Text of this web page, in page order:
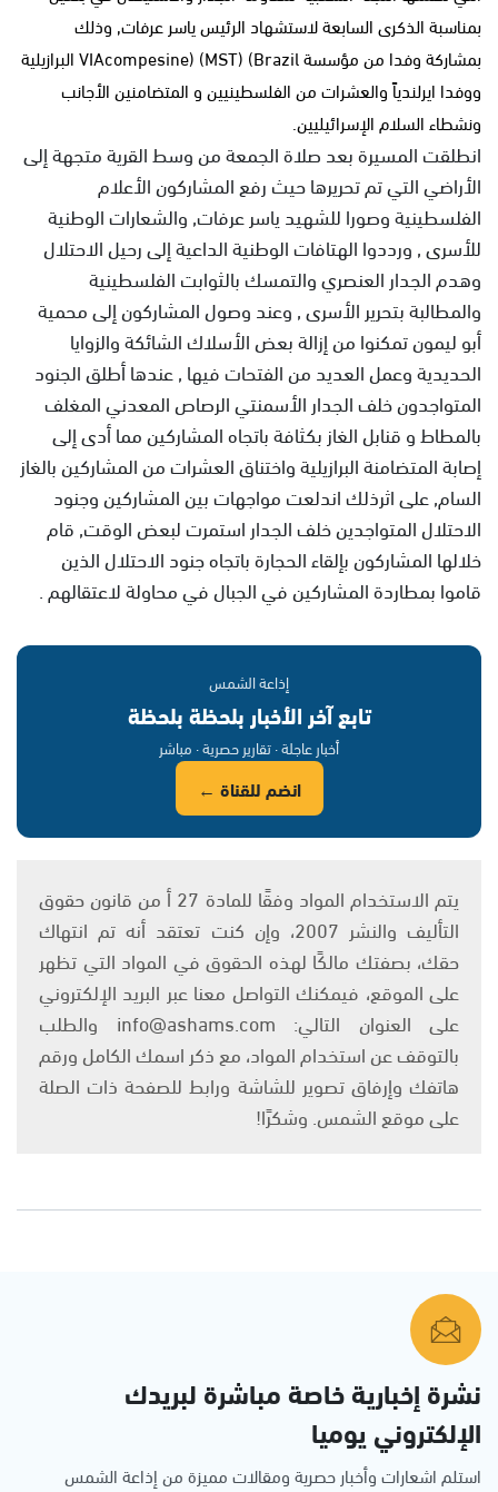
بمناسبة الذكرى السابعة لاستشهاد الرئيس ياسر عرفات, وذلك
بمشاركة وفدا من مؤسسة VIAcompesine) (MST) (Brazil البرازيلية
ووفدا ايرلندياً والعشرات من الفلسطينيين و المتضامنين الأجانب
ونشطاء السلام الإسرائيليين.
انطلقت المسيرة بعد صلاة الجمعة من وسط القرية متجهة إلى
الأراضي التي تم تحريرها حيث رفع المشاركون الأعلام
الفلسطينية وصورا للشهيد ياسر عرفات, والشعارات الوطنية
للأسرى , ورددوا الهتافات الوطنية الداعية إلى رحيل الاحتلال
وهدم الجدار العنصري والتمسك بالثوابت الفلسطينية
والمطالبة بتحرير الأسرى , وعند وصول المشاركون إلى محمية
أبو ليمون تمكنوا من إزالة بعض الأسلاك الشائكة والزوايا
الحديدية وعمل العديد من الفتحات فيها , عندها أطلق الجنود
المتواجدون خلف الجدار الأسمنتي الرصاص المعدني المغلف
بالمطاط و قنابل الغاز بكثافة باتجاه المشاركين مما أدى إلى
إصابة المتضامنة البرازيلية واختناق العشرات من المشاركين بالغاز
السام, على اثرذلك اندلعت مواجهات بين المشاركين وجنود
الاحتلال المتواجدين خلف الجدار استمرت لبعض الوقت, قام
خلالها المشاركون بإلقاء الحجارة باتجاه جنود الاحتلال الذين
قاموا بمطاردة المشاركين في الجبال في محاولة لاعتقالهم .
إذاعة الشمس
تابع آخر الأخبار بلحظة بلحظة
أخبار عاجلة · تقارير حصرية · مباشر
انضم للقناة ←
يتم الاستخدام المواد وفقًا للمادة 27 أ من قانون حقوق
التأليف والنشر 2007، وإن كنت تعتقد أنه تم انتهاك
حقك، بصفتك مالكًا لهذه الحقوق في المواد التي تظهر
على الموقع، فيمكنك التواصل معنا عبر البريد الإلكتروني
على العنوان التالي: info@ashams.com والطلب
بالتوقف عن استخدام المواد، مع ذكر اسمك الكامل ورقم
هاتفك وإرفاق تصوير للشاشة ورابط للصفحة ذات الصلة
على موقع الشمس. وشكرًا!
نشرة إخبارية خاصة مباشرة لبريدك
الإلكتروني يوميا
استلم اشعارات وأخبار حصرية ومقالات مميزة من إذاعة الشمس